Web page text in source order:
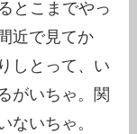
とこまでやっ
近で見てか
しとって、い
がいちゃ。関
ないちゃ。